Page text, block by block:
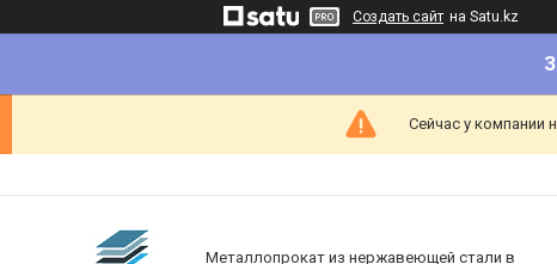
Создать сайт на Satu.kz
Сейчас у компании
Металлопрокат из нержавеющей стали в